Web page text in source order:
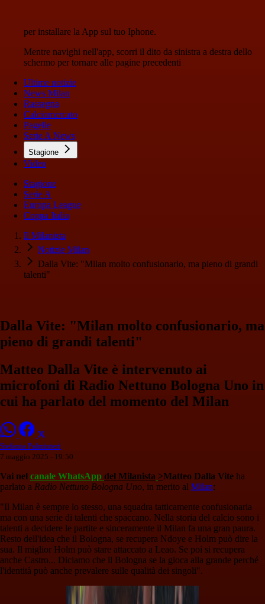
per installare la App sul tuo Iphone.
Mentre navighi nell'app, scorri il dito da sinistra a destra dello
schermo per tornare alle pagine precedenti
Ultime notizie
News Milan
Rassegna
Calciomercato
Pagelle
Serie A News
Stagione
Video
Stagione
Serie A
Europa League
Coppa Italia
Il Milanista
Notizie Milan
Dalla Vite: "Milan molto confusionario, ma pieno di grandi
talenti"
Dalla Vite: "Milan molto confusionario, ma
pieno di grandi talenti"
Matteo Dalla Vite è intervenuto ai
microfoni di Radio Nettuno Bologna Uno in
cui ha parlato del momento del Milan
Stefania Palminteri
7 maggio 2025 - 19:50
Vai nel canale WhatsApp del Milanista >Matteo Dalla Vite ha
parlato a Radio Nettuno Bologna Uno, in merito al Milan:
"Il Milan è sempre lo stesso, una squadra tatticamente confusionaria
ma con una serie di talenti che spaccano. Nella storia del calcio sono i
talenti a decidere le partite e sinceramente il Milan fa una gran paura.
Resto dell'idea che il Bologna, se recupera Ndoye e Holm può dire la
sua. Il miglior Holm può stare attaccato a Leao. Se poi si recupera
anche Castro... Diciamo che il Bologna se la gioca alla grande perché
l'identità può anche prevalere sulle qualità dei singoli".